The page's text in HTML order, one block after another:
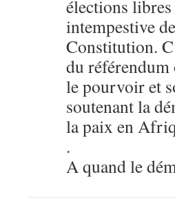
élections
intempestive
Constitution.
du référendum
le pourvoir et
soutenant la
la paix en
.
A quand le